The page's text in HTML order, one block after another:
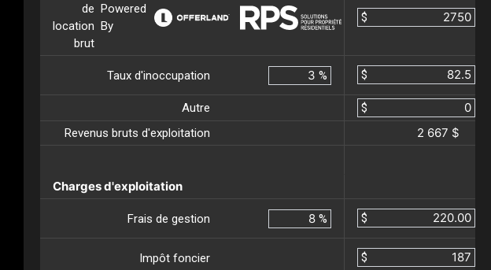
de
location
brut
Powered
By
$
Taux d'inoccupation % $
Autre
$
Revenus bruts d'exploitation
2 667 $
Charges d'exploitation
Frais de gestion % $
Impôt foncier $